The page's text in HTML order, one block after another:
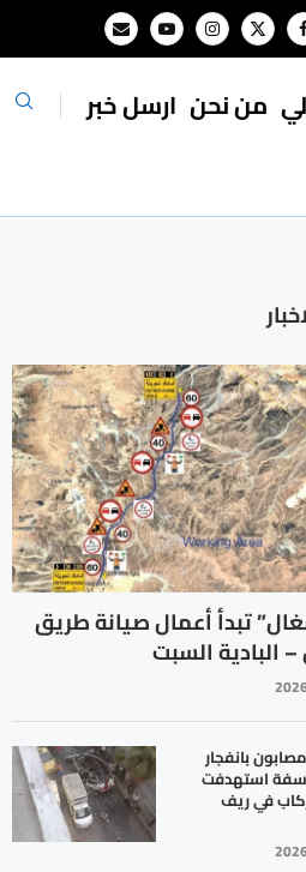
من نحن ارسل خبر
تبدأ أعمال صيانة طريق
البادية السبت
بانفجار
استهدفت
في ريف